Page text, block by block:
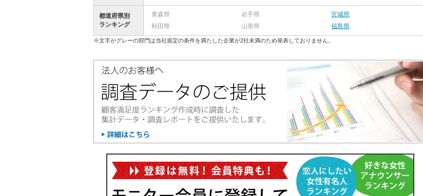
都道府県別
ランキング
青森県 岩手県
宮城県
秋田県
山形県 福島県
※文字がグレーの部門は当社規定の条件を満たした企業が2社未満のため発表しておりません。